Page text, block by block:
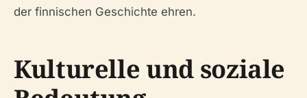
der finnischen Geschichte ehren.
Kulturelle und soziale